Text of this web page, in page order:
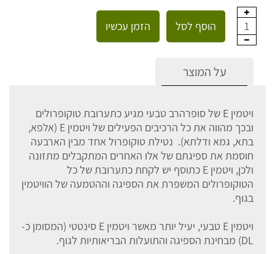
1 הוסף לסל הזמן עכשיו
על המוצר
ויטמין E של סופרהרב טבעי מגיע כתערובת טוקופרולים
ובכך מהווה את כל הרכיבים הפעילים של ויטמין E (אלפא,
בתא, גמא ודלתא). נטילת טוקופרול אחד מבין הארבעה
חוסמת את ספיגתם של אלו האחרים המתקבלים מתזונה
ולכן, ויטמין E כתוסף יש לקחת כתערובת של כל
הטוקופרולים המשפרת את הספיגה וההטמעה של הוויטמין
בגוף.
ויטמין E טבעי, יעיל יותר מאשר ויטמין E סינטטי (המסומן כ-
DL) מבחינת הספיגה והתועלות הבריאותיות לגוף.